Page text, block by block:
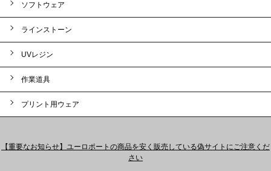
ソフトウェア
ラインストーン
UVレジン
作業道具
プリント用ウェア
【重要なお知らせ】ユーロポートの商品を安く販売している偽サイトにご注意くだ
さい